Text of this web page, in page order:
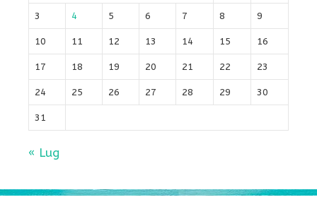
3 4 5 6 7 8 9
10 11 12 13 14 15 16
17 18 19 20 21 22 23
24 25 26 27 28 29 30
31
« Lug